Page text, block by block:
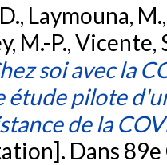
Laymouna,
M.-P., Vicente,
soi avec la
étude pilote
de la
Dans 89e